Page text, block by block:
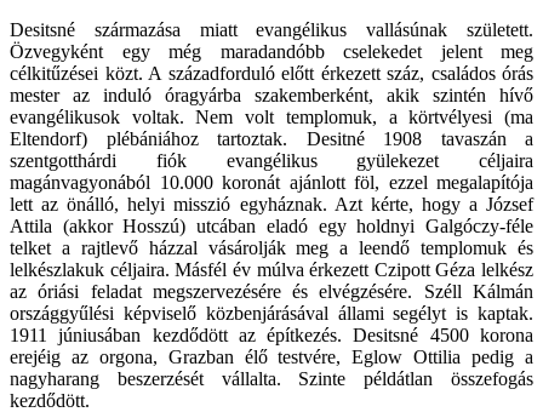
Desitsné származása miatt evangélikus vallásúnak született.
Özvegyként egy még maradandóbb cselekedet jelent meg
célkitűzései közt. A századforduló előtt érkezett száz, családos órás
mester az induló óragyárba szakemberként, akik szintén hívő
evangélikusok voltak. Nem volt templomuk, a körtvélyesi (ma
Eltendorf) plébániához tartoztak. Desitné 1908 tavaszán a
szentgotthárdi fiók evangélikus gyülekezet céljaira
magánvagyonából 10.000 koronát ajánlott föl, ezzel megalapítója
lett az önálló, helyi misszió egyháznak. Azt kérte, hogy a József
Attila (akkor Hosszú) utcában eladó egy holdnyi Galgóczy-féle
telket a rajtlevő házzal vásárolják meg a leendő templomuk és
lelkészlakuk céljaira. Másfél év múlva érkezett Czipott Géza lelkész
az óriási feladat megszervezésére és elvégzésére. Széll Kálmán
országgyűlési képviselő közbenjárásával állami segélyt is kaptak.
1911 júniusában kezdődött az építkezés. Desitsné 4500 korona
erejéig az orgona, Grazban élő testvére, Eglow Ottilia pedig a
nagyharang beszerzését vállalta. Szinte példátlan összefogás
kezdődött.